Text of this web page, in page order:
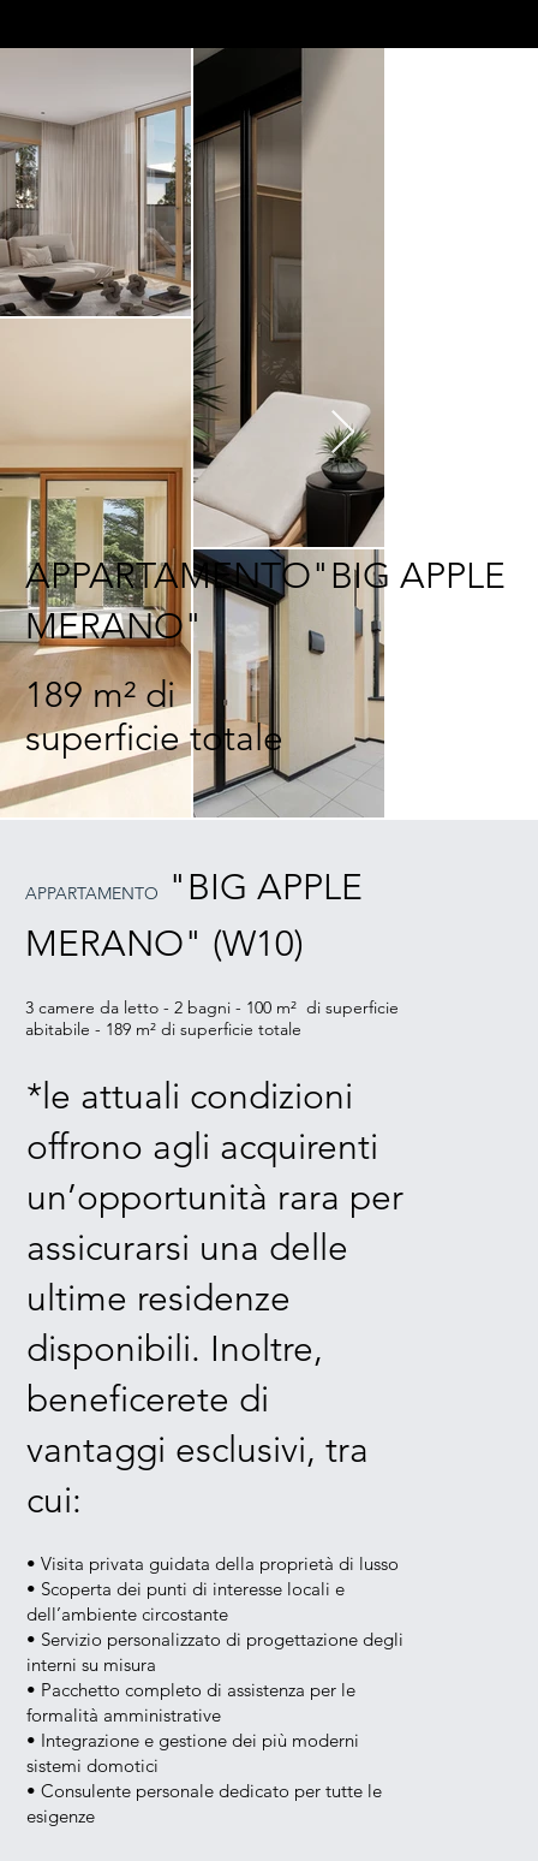
APPARTAMENTO"BIG APPLE
MERANO"
189 m² di
superficie totale
APPARTAMENTO
"BIG APPLE
MERANO" (W10)
*le attuali condizioni
offrono agli acquirenti
un’opportunità rara per
assicurarsi una delle
ultime residenze
disponibili. Inoltre,
beneficerete di
vantaggi esclusivi, tra
cui:
• Visita privata guidata della proprietà di lusso
• Scoperta dei punti di interesse locali e
dell’ambiente circostante
• Servizio personalizzato di progettazione degli
interni su misura
• Pacchetto completo di assistenza per le
formalità amministrative
• Integrazione e gestione dei più moderni
sistemi domotici
• Consulente personale dedicato per tutte le
esigenze
3 camere da letto - 2 bagni - 100 m² di superficie
abitabile - 189 m² di superficie totale